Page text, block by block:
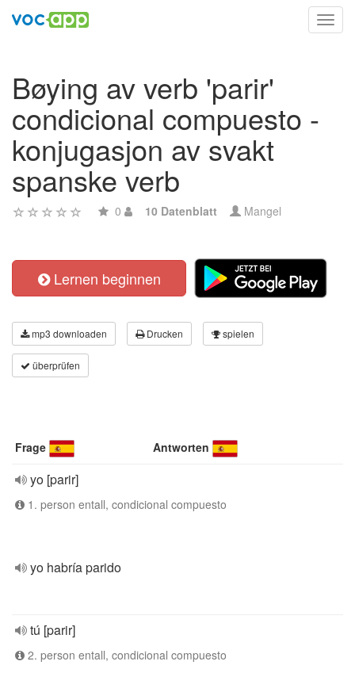
Bøying av verb 'parir'
condicional compuesto -
konjugasjon av svakt
spanske verb
0 10 Datenblatt Mangel
Lernen beginnen
mp3 downloaden Drucken spielen
überprüfen
Frage Antworten
yo [parir]
1. person entall, condicional compuesto
yo habría parido
tú [parir]
2. person entall, condicional compuesto